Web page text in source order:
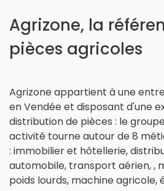
Agrizone, la
pièces agricoles
Agrizone appartient à une
en Vendée et disposant d'une
distribution de pièces : le
activité tourne autour de 8
: immobilier et hôtellerie,
automobile, transport aérien, ,
poids lourds, machine agricole,